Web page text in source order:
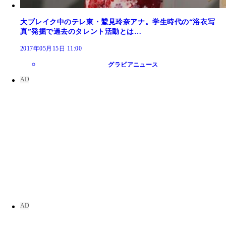
大ブレイク中のテレ東・鷲見玲奈アナ。学生時代の“浴衣写
真”発掘で過去のタレント活動とは…
2017年05月15日 11:00
グラビアニュース